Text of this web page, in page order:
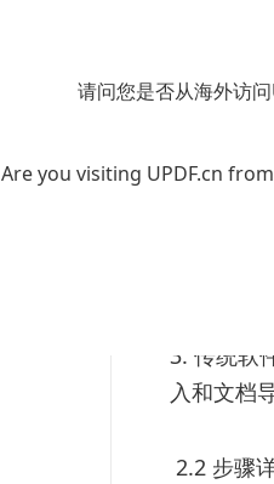
请问您是否从海外访
Are you visiting UPDF.cn
在进行图
1. UPDF
量。
2. 在线
转换为
3. 传统软
入和文档
2.2 步骤